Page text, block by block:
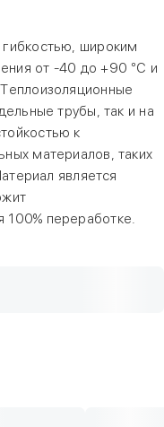
широким
от -40 до +90 °С и
трубы, так и на
к
материалов, таких
является
100% переработке.